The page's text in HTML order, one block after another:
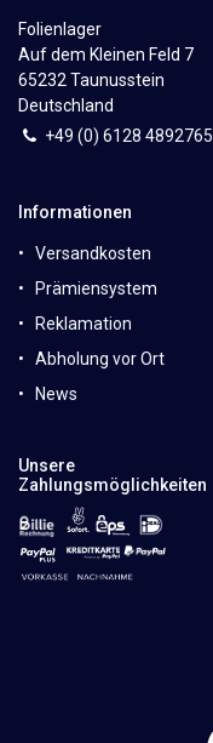
Folienlager
Auf dem Kleinen Feld 7
65232 Taunusstein
Deutschland
+49 (0) 6128 4892765
Informationen
Versandkosten
Prämiensystem
Reklamation
Abholung vor Ort
News
Unsere
Zahlungsmöglichkeiten